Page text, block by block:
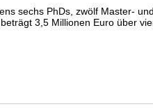
sechs PhDs, zwölf Master-
3,5 Millionen Euro über